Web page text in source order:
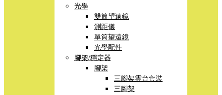
光學
雙筒望遠鏡
測距儀
單筒望遠鏡
光學配件
腳架/穩定器
腳架
三腳架雲台套裝
三腳架